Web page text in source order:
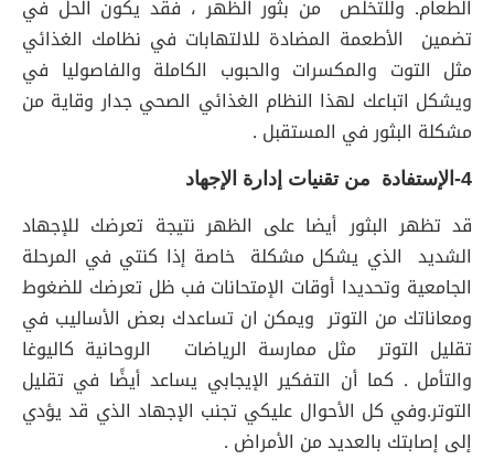
الطعام. وللتخلص من بثور الظهر ، فقد يكون الحل في
تضمين الأطعمة المضادة للالتهابات في نظامك الغذائي
مثل التوت والمكسرات والحبوب الكاملة والفاصوليا في
ويشكل اتباعك لهذا النظام الغذائي الصحي جدار وقاية من
مشكلة البثور في المستقبل .
4-الإستفادة من تقنيات إدارة الإجهاد
قد تظهر البثور أيضا على الظهر نتيجة تعرضك للإجهاد
الشديد الذي يشكل مشكلة خاصة إذا كنتي في المرحلة
الجامعية وتحديدا أوقات الإمتحانات فب ظل تعرضك للضغوط
ومعاناتك من التوتر ويمكن ان تساعدك بعض الأساليب في
تقليل التوتر مثل ممارسة الرياضات الروحانية كاليوغا
والتأمل . كما أن التفكير الإيجابي يساعد أيضًا في تقليل
التوتر.وفي كل الأحوال عليكي تجنب الإجهاد الذي قد يؤدي
إلى إصابتك بالعديد من الأمراض .